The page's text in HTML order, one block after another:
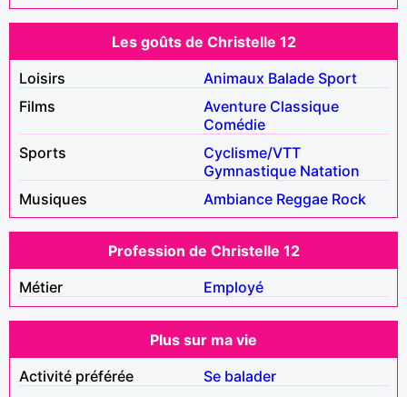
Les goûts de Christelle 12
Loisirs
Animaux Balade Sport
Films
Aventure Classique
Comédie
Sports
Cyclisme/VTT
Gymnastique Natation
Musiques
Ambiance Reggae Rock
Profession de Christelle 12
Métier
Employé
Plus sur ma vie
Activité préférée
Se balader